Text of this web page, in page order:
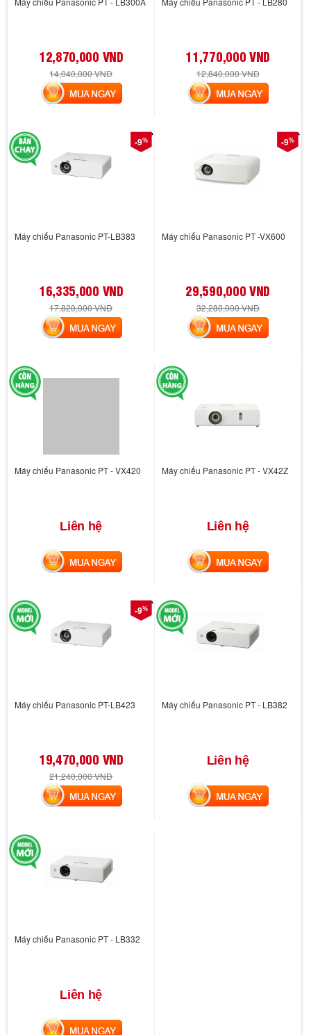
12,870,000 VND
14,040,000 VND
MUA NGAY
11,770,000 VND
12,840,000 VND
MUA NGAY
-9%
Máy chiếu Panasonic PT-LB383
16,335,000 VND
17,820,000 VND
MUA NGAY
-9%
Máy chiếu Panasonic PT -VX600
29,590,000 VND
32,280,000 VND
MUA NGAY
Máy chiếu Panasonic PT - VX420
Liên hệ
MUA NGAY
Máy chiếu Panasonic PT - VX42Z
Liên hệ
MUA NGAY
-9%
Máy chiếu Panasonic PT-LB423
19,470,000 VND
21,240,000 VND
MUA NGAY
Máy chiếu Panasonic PT - LB382
Liên hệ
MUA NGAY
Máy chiếu Panasonic PT - LB332
Liên hệ
MUA NGAY